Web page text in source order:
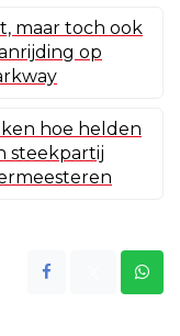
maar toch ook
op
hoe helden
steekpartij